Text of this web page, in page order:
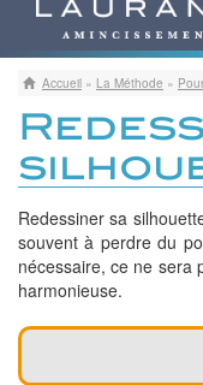
Accueil » La Méthode »
Redessiner sa
souvent à perdre du
nécessaire, ce ne sera
harmonieuse.